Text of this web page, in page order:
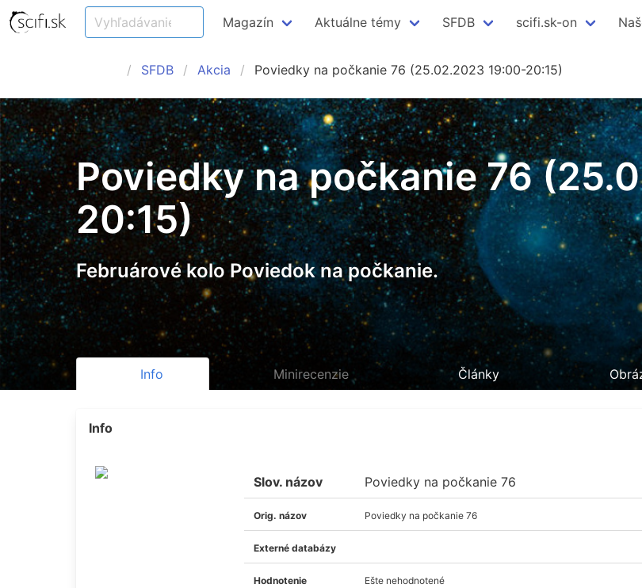
Magazín Aktuálne témy SFDB scifi.sk-on
SFDB Akcia Poviedky na počkanie 76 (25.02.2023 19:00-20:15)
Poviedky na počkanie 76
20:15)
Februárové kolo Poviedok na počkanie.
Info Minirecenzie Články
Info
Slov. názov Poviedky na počkanie 76
Orig. názov Poviedky na počkanie 76
Externé databázy
Hodnotenie Ešte nehodnotené